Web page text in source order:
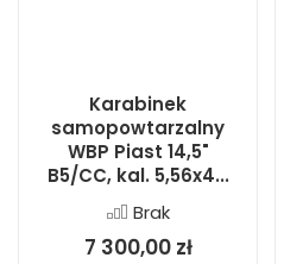
Karabinek
samopowtarzalny
WBP Piast 14,5"
B5/CC, kal. 5,56x4...
Brak
7 300,00 zł